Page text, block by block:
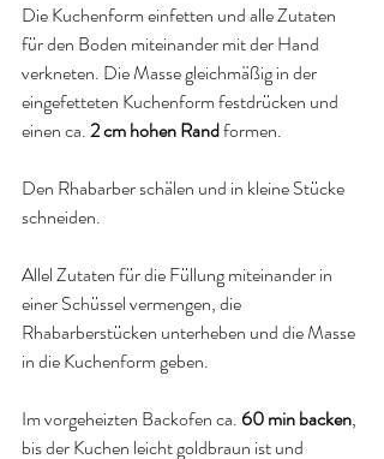
Die Kuchenform einfetten und alle Zutaten
für den Boden miteinander mit der Hand
verkneten. Die Masse gleichmäßig in der
eingefetteten Kuchenform festdrücken und
einen ca. 2 cm hohen Rand formen.
Den Rhabarber schälen und in kleine Stücke
schneiden.
Allel Zutaten für die Füllung miteinander in
einer Schüssel vermengen, die
Rhabarberstücken unterheben und die Masse
in die Kuchenform geben.
Im vorgeheizten Backofen ca. 60 min backen,
bis der Kuchen leicht goldbraun ist und